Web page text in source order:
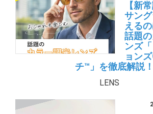
【新
サン
える
話題
ンズ
ョン
チ™」を徹底解説！
LENS